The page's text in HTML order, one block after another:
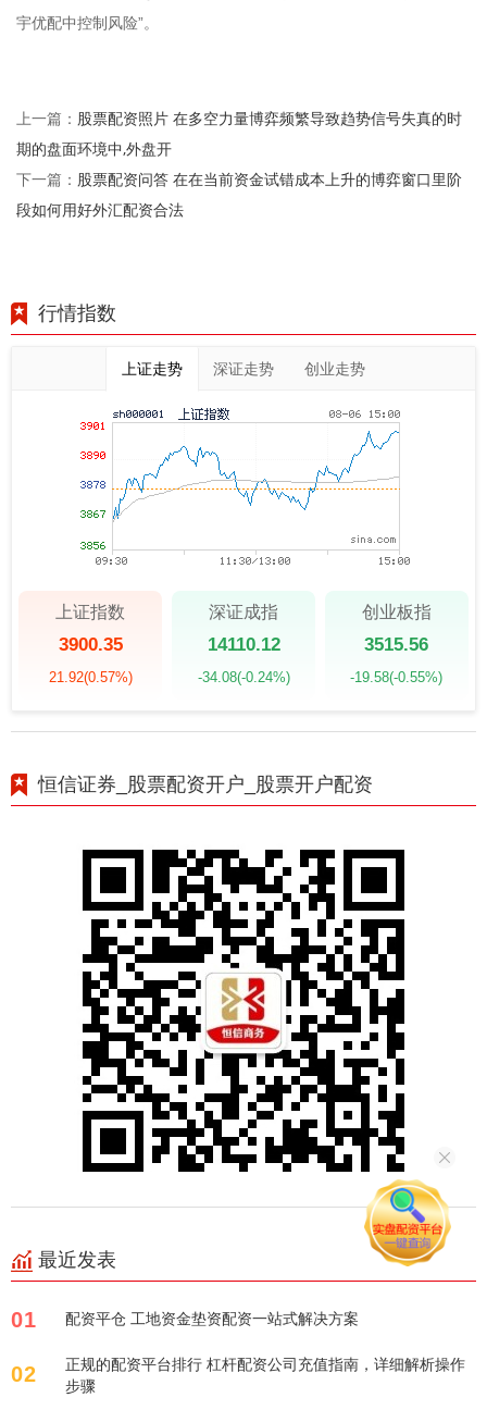
宇优配中控制风险”。
上一篇： 股票配资照片 在多空力量博弈频繁导致趋势信号失真的时
期的盘面环境中,外盘开
下一篇： 股票配资问答 在在当前资金试错成本上升的博弈窗口里阶
段如何用好外汇配资合法
行情指数
上证走势 深证走势 创业走势
上证指数
3900.35
21.92(0.57%)
深证成指
14110.12
-34.08(-0.24%)
创业板指
3515.56
-19.58(-0.55%)
恒信证券_股票配资开户_股票开户配资
最近发表
01 配资平仓 工地资金垫资配资一站式解决方案
02
正规的配资平台排行 杠杆配资公司充值指南，详细解析操作
步骤